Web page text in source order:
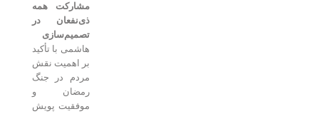
مشارکت همه
ذی‌نفعان در
تصمیم‌سازی
هاشمی با تأکید
بر اهمیت نقش
مردم در جنگ
رمضان و
موفقیت پویش